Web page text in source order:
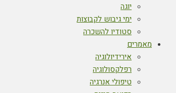
יוגה
ימי גיבוש לקבוצות
סטודיו להשכרה
מאמרים
אירידיולוגיה
רפלקסולוגיה
טיפולי אנרגיה